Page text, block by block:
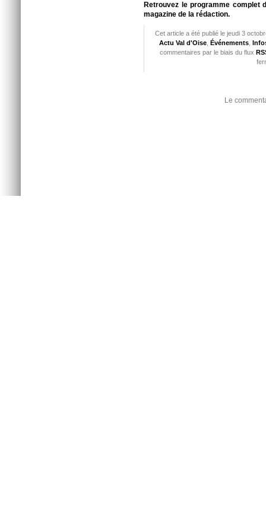
Retrouvez le programme complet
magazine de la rédaction.
Cet article a été publié le jeudi 3
Actu Val d'Oise, Événements,
commentaires par le biais du flux
Le